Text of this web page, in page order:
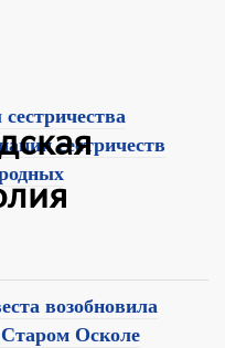
сестричеств
возобновила
Осколе